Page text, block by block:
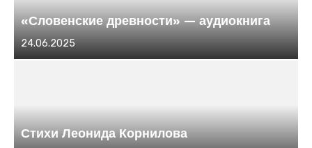
«Словенские древности» — аудиокнига
Размещено
в
24.06.2025
Стихи Леонида Корнилова